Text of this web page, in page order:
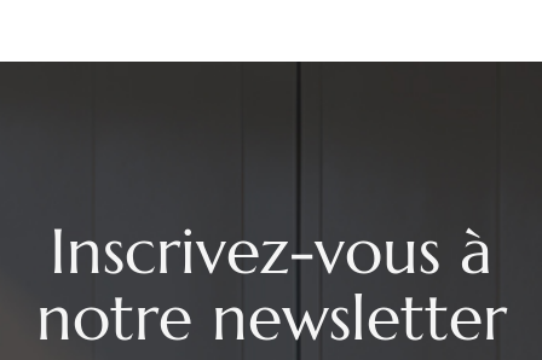
Inscrivez-vous à
notre newsletter